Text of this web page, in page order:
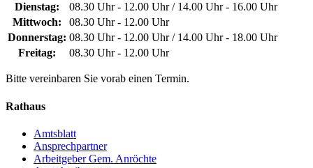
Dienstag:
08.30 Uhr - 12.00 Uhr / 14.00 Uhr - 16.00 Uhr
Mittwoch:
08.30 Uhr - 12.00 Uhr
Donnerstag: 08.30 Uhr - 12.00 Uhr / 14.00 Uhr - 18.00 Uhr
Freitag:
08.30 Uhr - 12.00 Uhr
Bitte vereinbaren Sie vorab einen Termin.
Rathaus
Amtsblatt
Ansprechpartner
Arbeitgeber Gem. Anröchte